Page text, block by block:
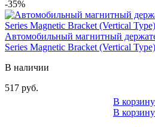
-35%
Автомобильный магнитный
Series Magnetic Bracket (Vertical
В наличии
517 руб.
В корзину
В корзину